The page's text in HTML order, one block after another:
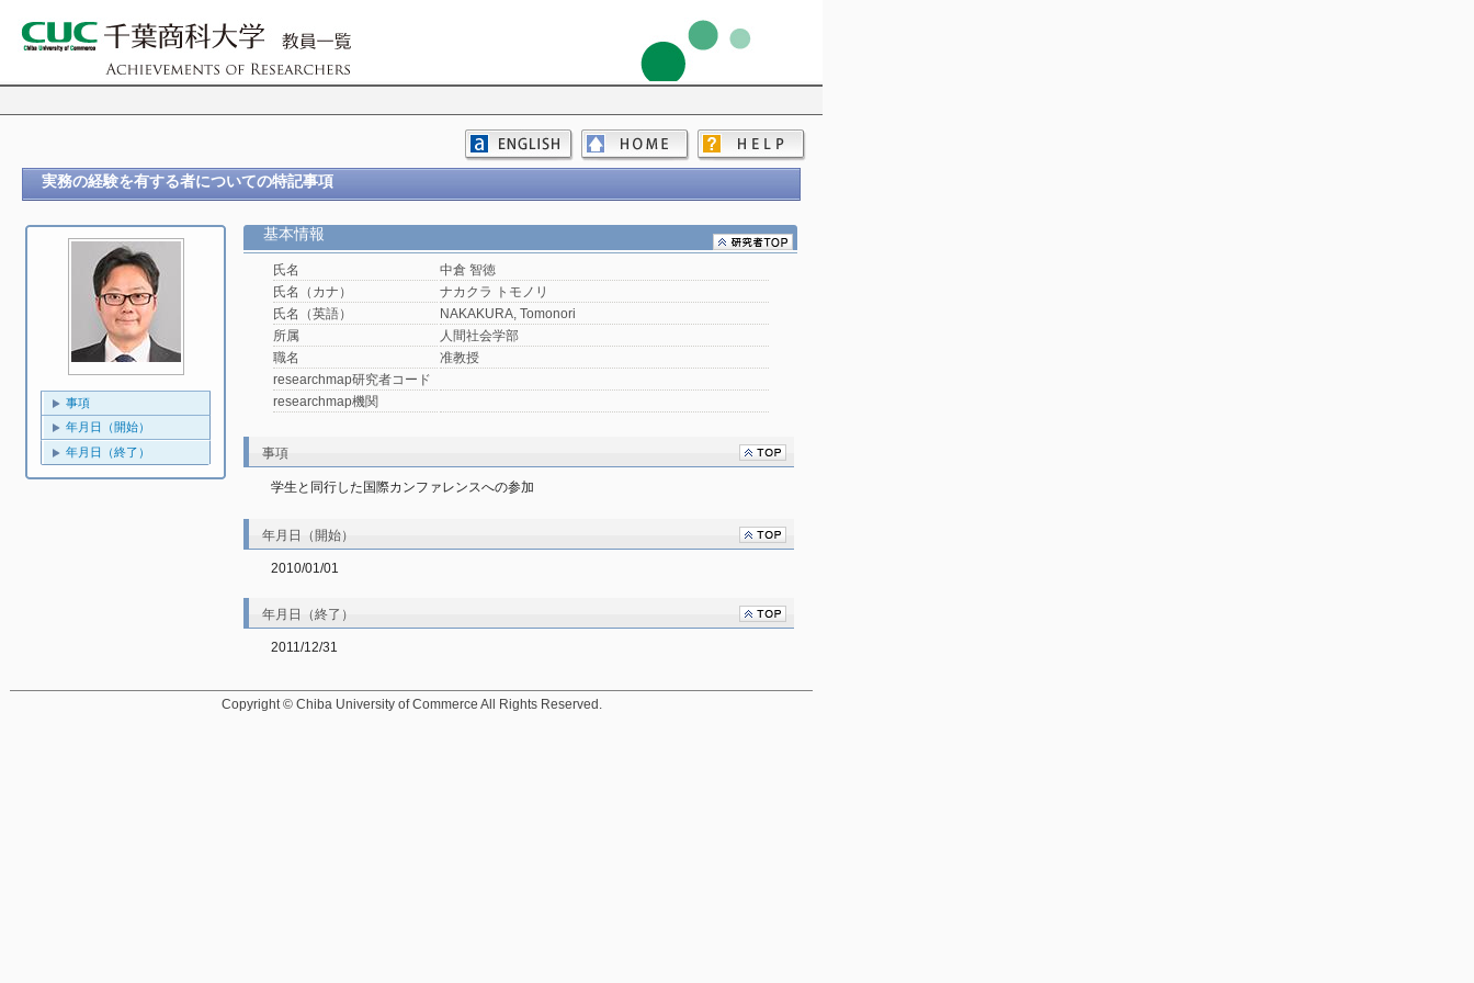
実務の経験を有する者についての特記事項
事項
年月日（開始）
年月日（終了）
基本情報
氏名
中倉 智徳
氏名（カナ）
ナカクラ トモノリ
氏名（英語）
NAKAKURA, Tomonori
所属
人間社会学部
職名
准教授
researchmap研究者コード
researchmap機関
事項
学生と同行した国際カンファレンスへの参加
年月日（開始）
2010/01/01
年月日（終了）
2011/12/31